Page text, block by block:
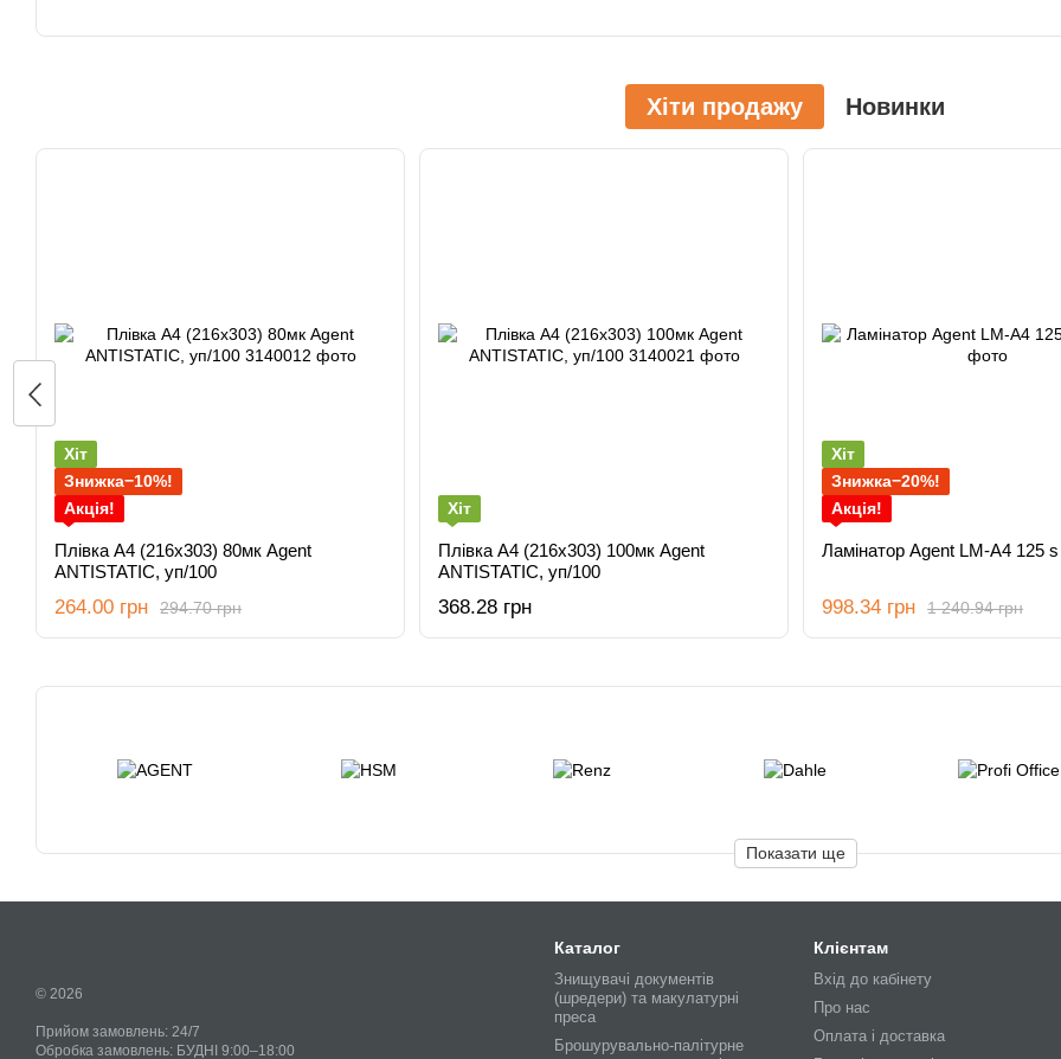
Хіти продажу Новинки
Хіт
Знижка−10%!
Акція!
Плівка А4 (216х303) 80мк Agent
ANTISTATIC, уп/100
294.70 грн
264.00 грн
Хіт
Плівка А4 (216х303) 100мк Agent
ANTISTATIC, уп/100
368.28 грн
Хіт
Знижка−20%!
Акція!
Ламінатор Agent LM-A4 125 s
1 240.94 грн
998.34 грн
Показати ще
© 2026
Прийом замовлень: 24/7
Обробка замовлень: БУДНІ 9:00–18:00
Каталог
Знищувачі документів
(шредери) та макулатурні
преса
Брошурувально-палітурне
Клієнтам
Вхід до кабінету
Про нас
Оплата і доставка